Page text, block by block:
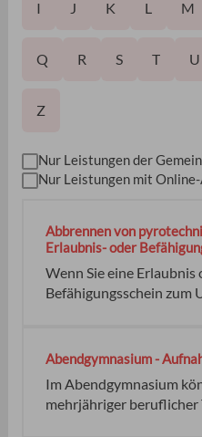
I J K L M
Q R S T U
Z
Nur Leistungen der
Nur Leistungen mit
Abbrennen von
Erlaubnis- oder
Wenn Sie eine Erlaubnis
Befähigungsschein zum
dies der zuständigen
Gemeinde-/
Ortspolizeibehörde.
Abendgymnasium -
Im Abendgymnasium
mehrjähriger beruflicher